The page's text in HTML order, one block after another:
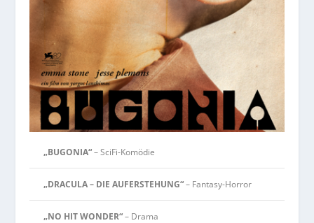
„BUGONIA“– SciFi-Komödie
„DRACULA – DIE AUFERSTEHUNG“– Fantasy-Horror
„NO HIT WONDER“– Drama